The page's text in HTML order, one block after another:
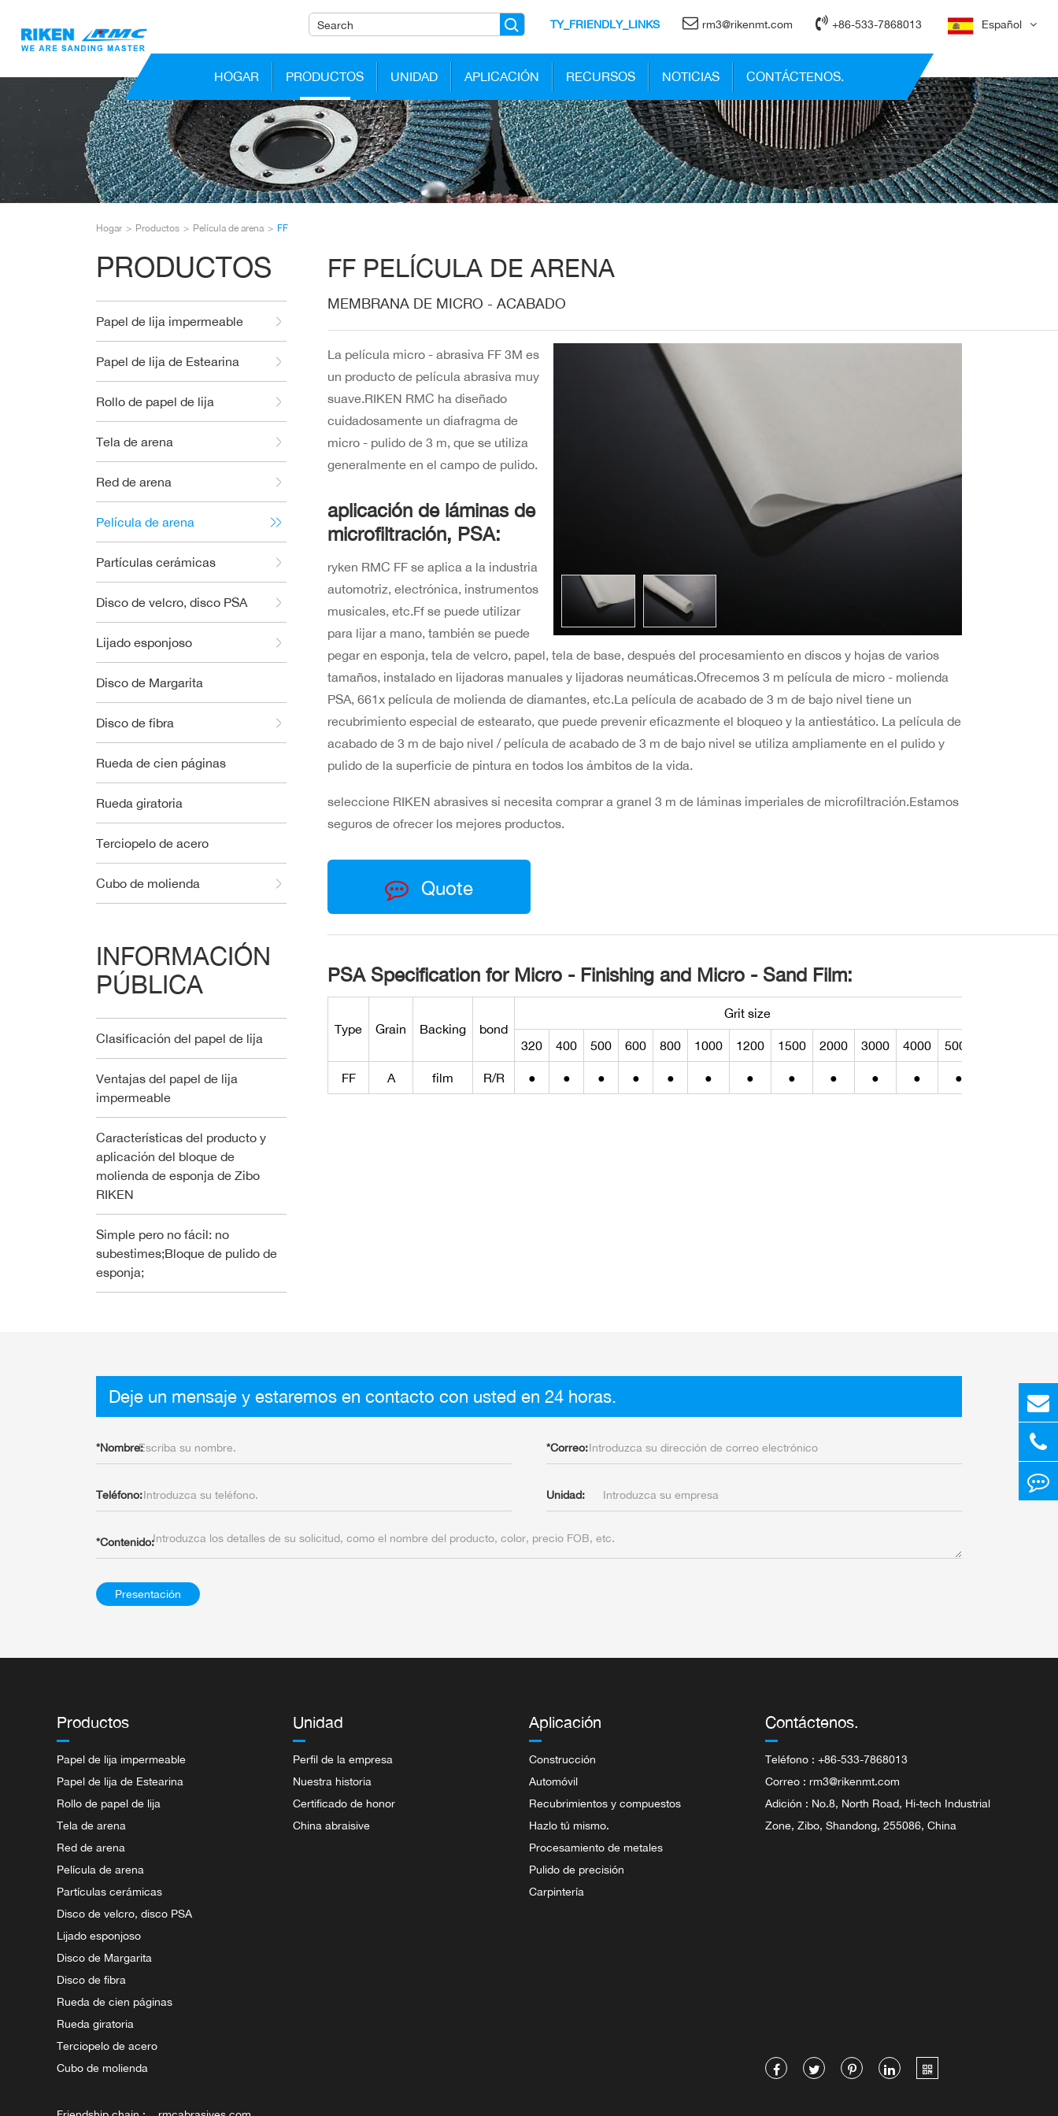
TY_FRIENDLY_LINKS rm3@rikenmt.com +86-533-7868013 Español
HOGAR PRODUCTOS UNIDAD APLICACIÓN RECURSOS NOTICIAS CONTÁCTENOS.
Hogar Productos Película de arena FF
PRODUCTOS
Papel de lija impermeable
Papel de lija de Estearina
Rollo de papel de lija
Tela de arena
Red de arena
Película de arena
Partículas cerámicas
Disco de velcro, disco PSA
Lijado esponjoso
Disco de Margarita
Disco de fibra
Rueda de cien páginas
Rueda giratoria
Terciopelo de acero
Cubo de molienda
INFORMACIÓN
PÚBLICA
Clasificación del papel de lija
Ventajas del papel de lija
impermeable
Características del producto y
aplicación del bloque de
molienda de esponja de Zibo
RIKEN
Simple pero no fácil: no
subestimes;Bloque de pulido de
esponja;
FF PELÍCULA DE ARENA
MEMBRANA DE MICRO - ACABADO
La película micro - abrasiva FF 3M es
un producto de película abrasiva muy
suave.RIKEN RMC ha diseñado
cuidadosamente un diafragma de
micro - pulido de 3 m, que se utiliza
generalmente en el campo de pulido.
aplicación de láminas de
microfiltración, PSA:
ryken RMC FF se aplica a la industria
automotriz, electrónica, instrumentos
musicales, etc.Ff se puede utilizar
para lijar a mano, también se puede
pegar en esponja, tela de velcro, papel, tela de base, después del procesamiento en discos y hojas de varios
tamaños, instalado en lijadoras manuales y lijadoras neumáticas.Ofrecemos 3 m película de micro - molienda
PSA, 661x película de molienda de diamantes, etc.La película de acabado de 3 m de bajo nivel tiene un
recubrimiento especial de estearato, que puede prevenir eficazmente el bloqueo y la antiestático. La película de
acabado de 3 m de bajo nivel / película de acabado de 3 m de bajo nivel se utiliza ampliamente en el pulido y
pulido de la superficie de pintura en todos los ámbitos de la vida.
seleccione RIKEN abrasives si necesita comprar a granel 3 m de láminas imperiales de microfiltración.Estamos
seguros de ofrecer los mejores productos.
Quote
PSA Specification for Micro - Finishing and Micro - Sand Film:
Type Grain Backing bond
Grit size
320 400 500 600 800 1000 1200 1500 2000 3000 4000 5000
FF A film R/R ● ● ● ● ● ● ● ● ● ● ● ●
Deje un mensaje y estaremos en contacto con usted en 24 horas.
*Nombre: *Correo:
Teléfono: Unidad:
*Contenido:
Presentación
Productos
Papel de lija impermeable
Papel de lija de Estearina
Rollo de papel de lija
Tela de arena
Red de arena
Película de arena
Partículas cerámicas
Disco de velcro, disco PSA
Lijado esponjoso
Disco de Margarita
Disco de fibra
Rueda de cien páginas
Rueda giratoria
Terciopelo de acero
Cubo de molienda
Unidad
Perfil de la empresa
Nuestra historia
Certificado de honor
China abraisive
Aplicación
Construcción
Automóvil
Recubrimientos y compuestos
Hazlo tú mismo.
Procesamiento de metales
Pulido de precisión
Carpintería
Contáctenos.
Teléfono : +86-533-7868013
Correo : rm3@rikenmt.com
Adición : No.8, North Road, Hi-tech Industrial
Zone, Zibo, Shandong, 255086, China